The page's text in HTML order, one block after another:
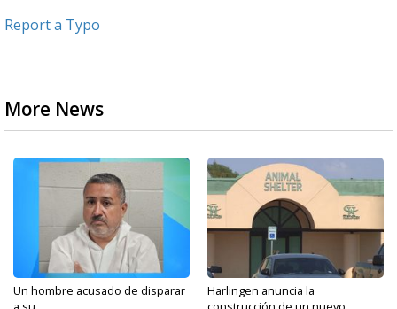
Report a Typo
More News
Un hombre acusado de disparar
Harlingen anuncia la